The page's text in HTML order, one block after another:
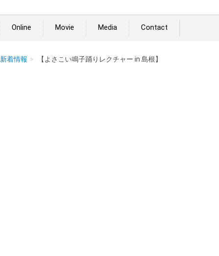
Online Movie Media Contact
新着情報 【よさこい鳴子踊りレクチャー in 島根】